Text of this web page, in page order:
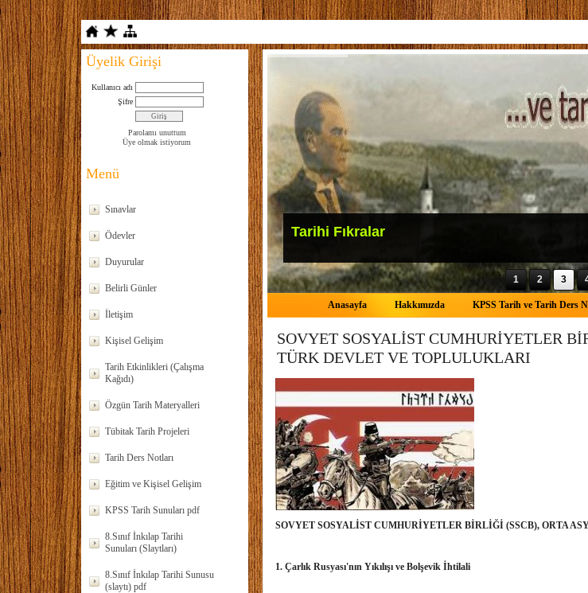
Üyelik Girişi
Kullanıcı adı
Şifre
Parolamı unuttum
Üye olmak istiyorum
Menü
Sınavlar
Ödevler
Duyurular
Belirli Günler
İletişim
Kişisel Gelişim
Tarih Etkinlikleri (Çalışma
Kağıdı)
Özgün Tarih Materyalleri
Tübitak Tarih Projeleri
Tarih Ders Notları
Eğitim ve Kişisel Gelişim
KPSS Tarih Sunuları pdf
8.Sınıf İnkılap Tarihi
Sunuları (Slaytları)
8.Sınıf İnkılap Tarihi Sunusu
(slaytı) pdf
Tarihi Fıkralar
1 2 3
Anasayfa Hakkımızda KPSS Tarih ve Tarih Ders
SOVYET SOSYALİST CUMHURİYETLER
TÜRK DEVLET VE TOPLULUKLARI
SOVYET SOSYALİST CUMHURİYETLER BİRLİĞİ (SSCB), ORTA
1. Çarlık Rusyası'nın Yıkılışı ve Bolşevik İhtilali